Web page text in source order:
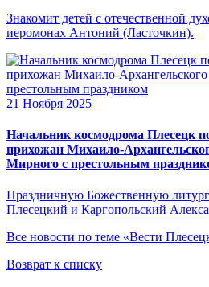
Знакомит детей с отечественной
иеромонах Антоний (Ласточкин).
21 Ноября 2025
Начальник космодрома Плесецк
прихожан Михаило-
Мирного с престольным
Праздничную Божественную
Плесецкий и Каргопольский
Все новости по теме «Вести
Возврат к списку